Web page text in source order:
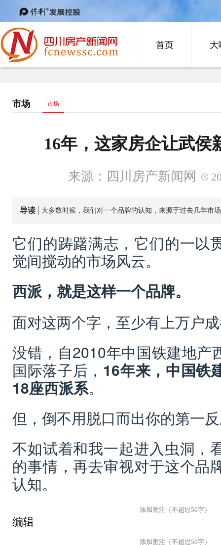
首页 大
市场 市场
16年，这家房企让武侯
来源：四川房产新闻网
导读 大多数时候，我们对一个品牌的认知，来源于过去几年
它们的踌躇满志，它们的一以
觉间搅动的市场风云。
西派，就是这样一个品牌。
面对这两个字，至少有上万户
没错，自2010年中国铁建地
国际落子后， 16年来，中国铁
18座西派系。
但，倒不用脱口而出你的第一
不如试着和我一起进入虫洞，
的事情，再去审视对于这个品
认知。
编辑